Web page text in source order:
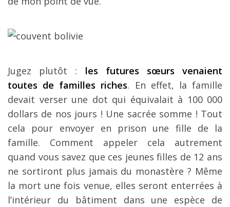
Jugez plutôt : les futures sœurs venaient
toutes de familles riches. En effet, la famille
devait verser une dot qui équivalait à 100 000
dollars de nos jours ! Une sacrée somme ! Tout
cela pour envoyer en prison une fille de la
famille. Comment appeler cela autrement
quand vous savez que ces jeunes filles de 12 ans
ne sortiront plus jamais du monastère ? Même
la mort une fois venue, elles seront enterrées à
l’intérieur du bâtiment dans une espèce de